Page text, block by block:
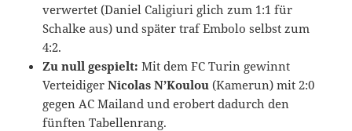
verwertet (Daniel Caligiuri glich zum 1:1 für
Schalke aus) und später traf Embolo selbst zum
4:2.
Zu null gespielt: Mit dem FC Turin gewinnt
VerteidigerNicolas N’Koulou (Kamerun) mit 2:0
gegen AC Mailand und erobert dadurch den
fünften Tabellenrang.